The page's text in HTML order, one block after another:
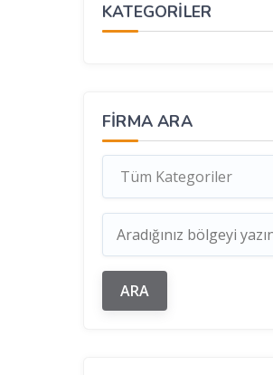
KATEGORİLER
FIRMA ARA